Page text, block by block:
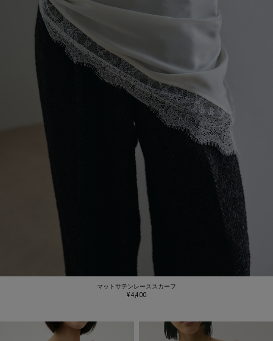
マットサテンレーススカーフ
¥ 4,400